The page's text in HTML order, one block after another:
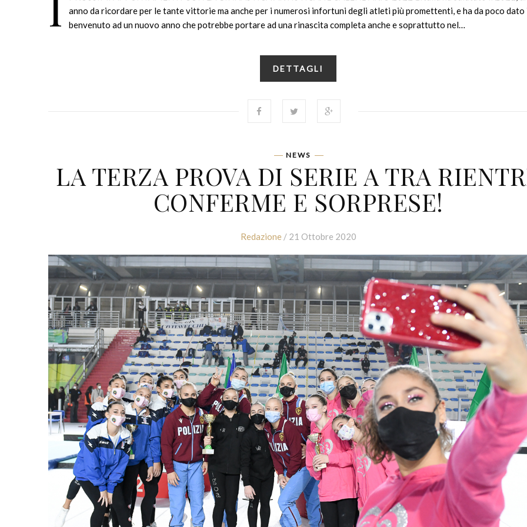
anno da ricordare per le tante vittorie ma anche per i numerosi infortuni degli atleti più promettenti, e ha da poco dato
benvenuto ad un nuovo anno che potrebbe portare ad una rinascita completa anche e soprattutto nel…
DETTAGLI
NEWS
LA TERZA PROVA DI SERIE A TRA
CONFERME E SORPRESE!
Redazione/ 21 Ottobre 2020